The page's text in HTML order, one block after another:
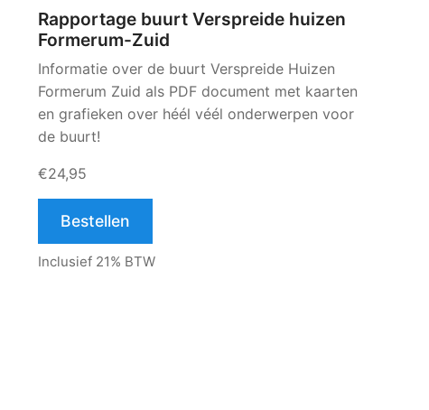
Rapportage buurt Verspreide huizen
Formerum-Zuid
Informatie over de buurt Verspreide Huizen
Formerum Zuid als PDF document met kaarten
en grafieken over héél véél onderwerpen voor
de buurt!
€24,95
Bestellen
Inclusief 21% BTW